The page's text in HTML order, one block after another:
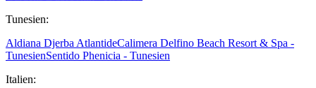
Tunesien:
Aldiana Djerba AtlantideCalimera Delfino Beach Resort & Spa -
TunesienSentido Phenicia - Tunesien
Italien: